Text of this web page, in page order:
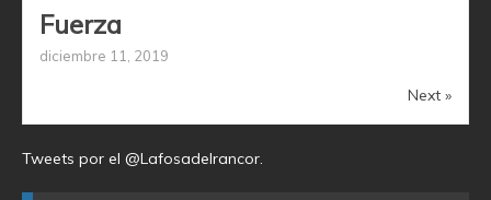
Fuerza
diciembre 11, 2019
Next »
Tweets por el @Lafosadelrancor.